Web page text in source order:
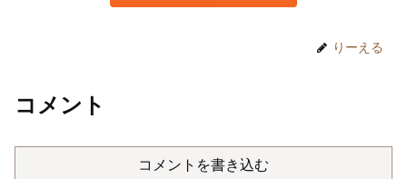
りーえる
コメント
コメントを書き込む